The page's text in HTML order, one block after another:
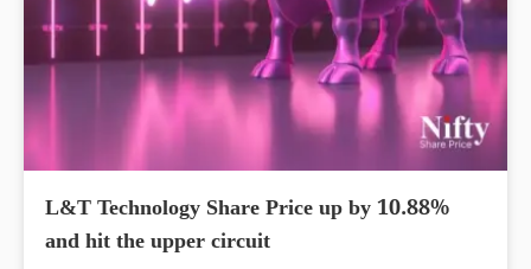
L&T Technology Share Price up by 10.88%
and hit the upper circuit